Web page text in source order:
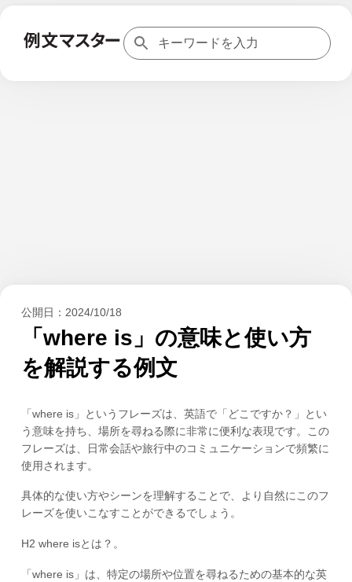
公開日： 2024/10/18
「where is」の意味と使い方
を解説する例文
「where is」というフレーズは、英語で「どこですか？」とい
う意味を持ち、場所を尋ねる際に非常に便利な表現です。この
フレーズは、日常会話や旅行中のコミュニケーションで頻繁に
使用されます。
具体的な使い方やシーンを理解することで、より自然にこのフ
レーズを使いこなすことができるでしょう。
H2 where isとは？。
「where is」は、特定の場所や位置を尋ねるための基本的な英